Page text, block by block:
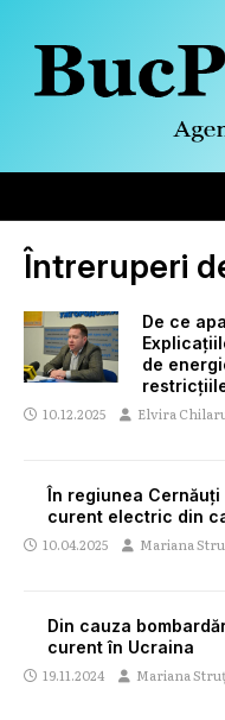
Întreruperi
De ce
de
10.12.2025 Elvira
În regiunea
curent electric din
10.04.2025 Mariana
Din cauza
curent în Ucraina
19.11.2024 Mariana Struț